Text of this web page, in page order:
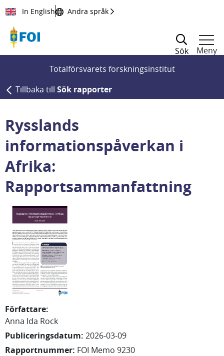
Till innehållet
In English Andra språk
Sök
Meny
Totalförsvarets forskningsinstitut
Tillbaka till Sök rapporter
Rysslands
informationspåverkan i
Afrika:
Rapportsammanfattning
Författare:
Anna Ida Rock
Publiceringsdatum: 2026-03-09
Rapportnummer: FOI Memo 9230